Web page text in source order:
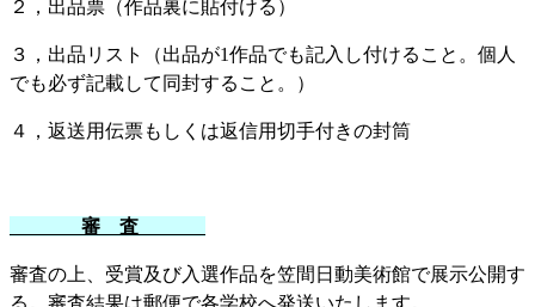
２，出品票（作品裏に貼付ける）
３，出品リスト（出品が1作品でも記入し付けること。個人
でも必ず記載して同封すること。）
４，返送用伝票もしくは返信用切手付きの封筒
審 査
審査の上、受賞及び入選作品を笠間日動美術館で展示公開す
る。審査結果は郵便で各学校へ発送いたします。